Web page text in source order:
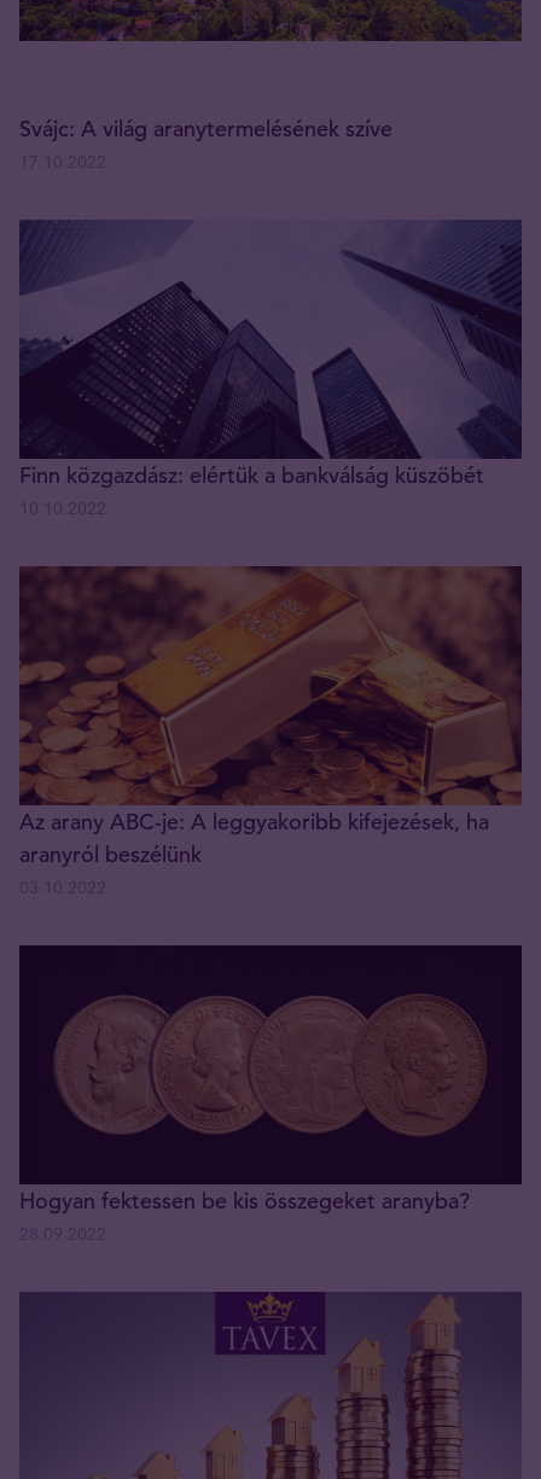
Svájc: A világ aranytermelésének szíve
Finn közgazdász: elértük a bankválság küszöbét
Az arany ABC-je: A leggyakoribb kifejezések, ha
aranyról beszélünk
Hogyan fektessen be kis összegeket aranyba?